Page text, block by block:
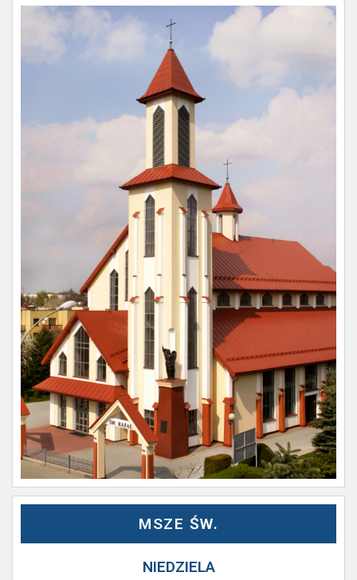
MSZE ŚW.
NIEDZIELA